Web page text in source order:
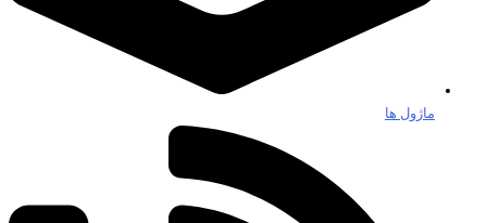
ماژول ها